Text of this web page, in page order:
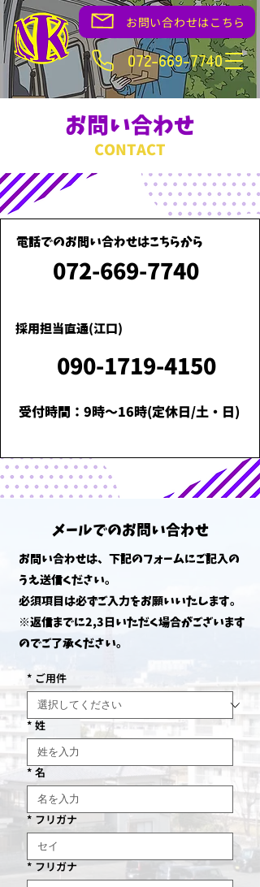
お問い合わせはこちら
072-669-7740
​お問い合わせ
CONTACT​​
​電話でのお問い合わせはこちらから
072-669-7740
採用担当直通(江口)
090-1719-4150
​受付時間：9時～16時(定休日/土・日 )
メールでのお問い合わせ
お問い合わせは、下記のフォームにご記入の
うえ送信ください。
必須項目は必ずご入力をお願いいたします。
※返信までに2,3日いただく場合がございます
のでご了承ください。​
* ご用件
* 姓
* 名
* フリガナ
* フリガナ